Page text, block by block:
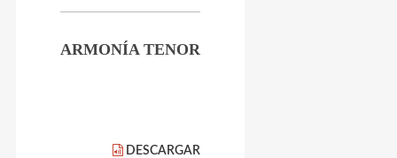
ARMONÍA TENOR
DESCARGAR